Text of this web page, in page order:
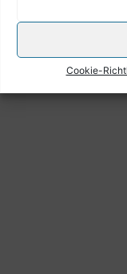
Cookie-
Crafter